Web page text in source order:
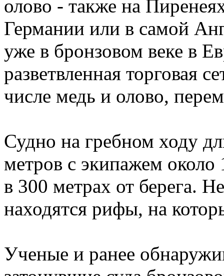
олово - также на
Германии или в самой
уже в бронзовом веке в
разветвленная торговая
числе медь и олово,
Судно на гребном ходу
метров с экипажем около
в 300 метрах от берега.
находятся рифы, на
Ученые и ранее